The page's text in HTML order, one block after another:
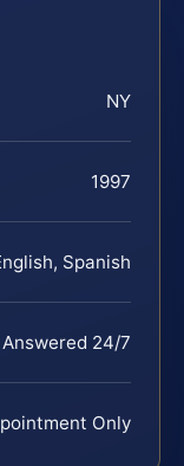
NY
1997
Spanish
24/7
Only